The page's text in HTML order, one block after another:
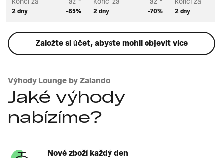
2 dny -85% 2 dny -70% 2 dny
Založte si účet, abyste mohli objevit více
Výhody Lounge by Zalando
Jaké výhody
nabízíme?
Nové zboží každý den